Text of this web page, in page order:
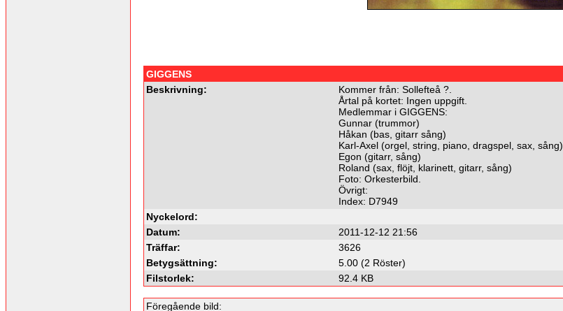
GIGGENS
Beskrivning:
Kommer från: Sollefteå ?.
Årtal på kortet: Ingen uppgift.
Medlemmar i GIGGENS:
Gunnar (trummor)
Håkan (bas, gitarr sång)
Karl-Axel (orgel, string, piano, dragspel, sax, sång)
Egon (gitarr, sång)
Roland (sax, flöjt, klarinett, gitarr, sång)
Foto: Orkesterbild.
Övrigt:
Index: D7949
Nyckelord:
Datum:
2011-12-12 21:56
Träffar:
3626
Betygsättning:
5.00 (2 Röster)
Filstorlek:
92.4 KB
Föregående bild: